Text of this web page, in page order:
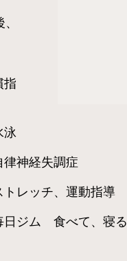
指
神経失調症
レッチ、運動指導
ジム 食べて、寝る